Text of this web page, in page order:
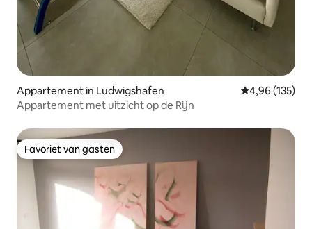
Appartement in Ludwigshafen Gemiddelde
4,96 (135)
Appartement met uitzicht op de Rijn
Favoriet van gasten
Favoriet van gasten